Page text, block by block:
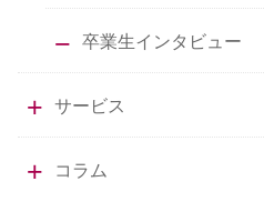
卒業生インタビュー
サービス
コラム